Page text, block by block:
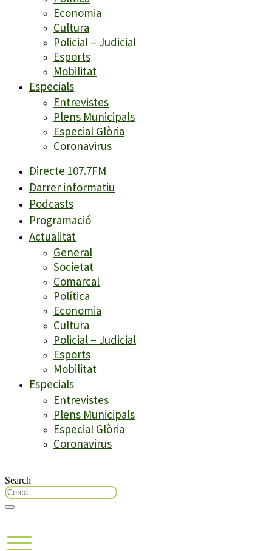
Economia
Cultura
Policial – Judicial
Esports
Mobilitat
Especials
Entrevistes
Plens Municipals
Especial Glòria
Coronavirus
Directe 107.7FM
Darrer informatiu
Podcasts
Programació
Actualitat
General
Societat
Comarcal
Política
Economia
Cultura
Policial – Judicial
Esports
Mobilitat
Especials
Entrevistes
Plens Municipals
Especial Glòria
Coronavirus
Search